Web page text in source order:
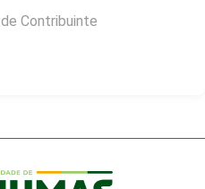
Contribuinte